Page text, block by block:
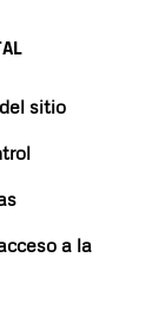
sitio
a la